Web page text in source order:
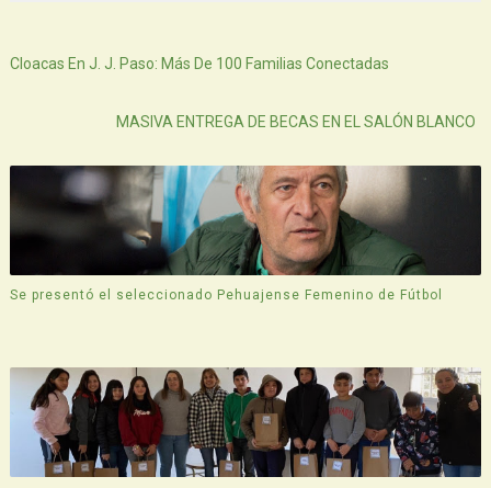
Cloacas En J. J. Paso: Más De 100 Familias Conectadas
MASIVA ENTREGA DE BECAS EN EL SALÓN BLANCO
Se presentó el seleccionado Pehuajense Femenino de Fútbol